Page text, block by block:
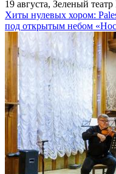
19 августа, Зеленый
Хиты нулевых хором:
под открытым небом